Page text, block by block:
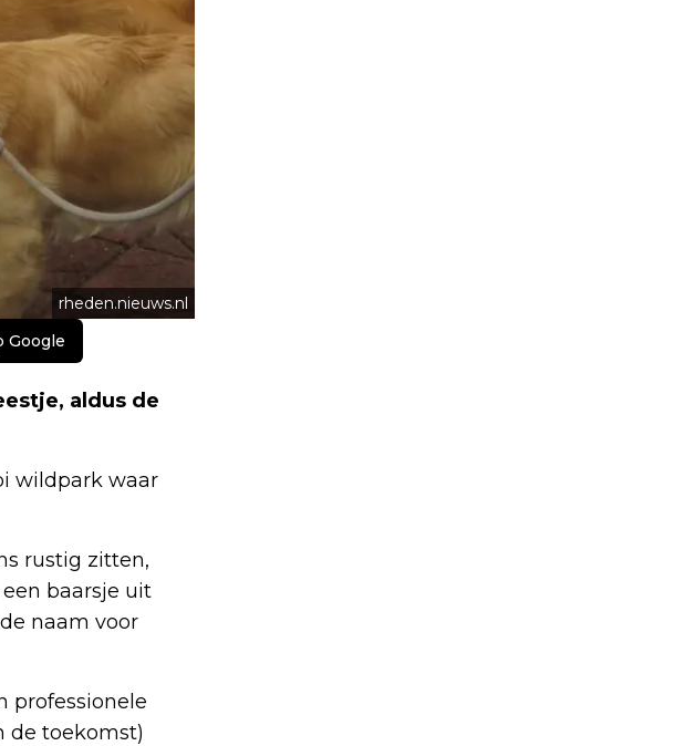
rheden.nieuws.nl
Google
aldus de
wildpark waar
rustig zitten,
baarsje uit
naam voor
professionele
de toekomst)